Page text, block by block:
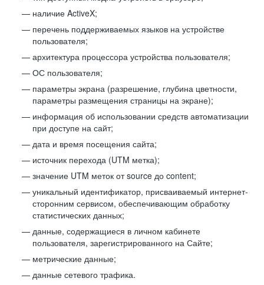
наличие ActiveX;
перечень поддерживаемых языков на устройстве
пользователя;
архитектура процессора устройства пользователя;
ОС пользователя;
параметры экрана (разрешение, глубина цветности,
параметры размещения страницы на экране);
информация об использовании средств автоматизации
при доступе на сайт;
дата и время посещения сайта;
источник перехода (UTM метка);
значение UTM меток от source до content;
уникальный идентификатор, присваиваемый интернет-
сторонним сервисом, обеспечивающим обработку
статистических данных;
данные, содержащиеся в личном кабинете
пользователя, зарегистрированного на Сайте;
метрические данные;
данные сетевого трафика.